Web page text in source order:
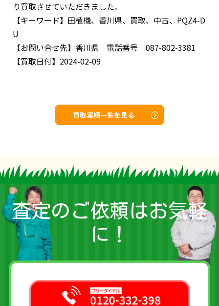
り買取させていただきました。
【キーワード】 田植機、香川県、買取、中古、PQZ4-D
U
【お問い合せ先】 香川県 電話番号 087-802-3381
【買取日付】 2024-02-09
買取実績一覧を見る
査定のご依頼はお気軽
に！